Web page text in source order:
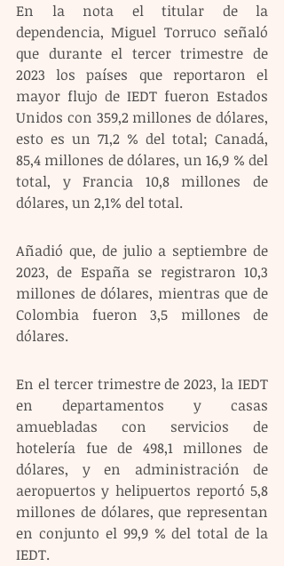
En la nota el titular de la
dependencia, Miguel Torruco señaló
que durante el tercer trimestre de
2023 los países que reportaron el
mayor flujo de IEDT fueron Estados
Unidos con 359,2 millones de dólares,
esto es un 71,2 % del total; Canadá,
85,4 millones de dólares, un 16,9 % del
total, y Francia 10,8 millones de
dólares, un 2,1% del total.
Añadió que, de julio a septiembre de
2023, de España se registraron 10,3
millones de dólares, mientras que de
Colombia fueron 3,5 millones de
dólares.
En el tercer trimestre de 2023, la IEDT
en departamentos y casas
amuebladas con servicios de
hotelería fue de 498,1 millones de
dólares, y en administración de
aeropuertos y helipuertos reportó 5,8
millones de dólares, que representan
en conjunto el 99,9 % del total de la
IEDT.